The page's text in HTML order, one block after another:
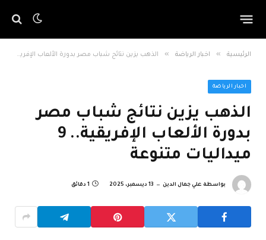
الرئيسية » اخبار الرياضة » الذهب يزين نتائج شباب مصر بدورة الألعاب الإفريقية.. 9 ميداليات متنوعة
اخبار الرياضة
الذهب يزين نتائج شباب مصر
بدورة الألعاب الإفريقية.. 9
ميداليات متنوعة
بواسطة علي جمال الدين 13 ديسمبر، 2025 1 دقائق